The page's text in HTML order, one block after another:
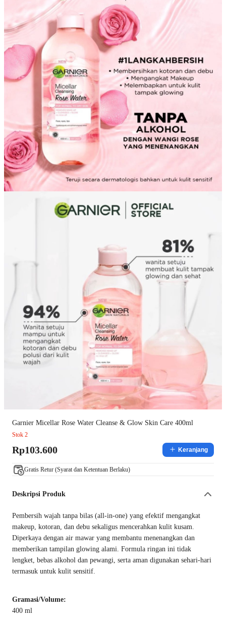
Garnier Micellar Rose Water Cleanse & Glow Skin Care 400ml
Stok 2
Rp103.600 Keranjang
Gratis Retur (Syarat dan Ketentuan Berlaku)
Deskripsi Produk
Pembersih wajah tanpa bilas (all-in-one) yang efektif mengangkat
makeup, kotoran, dan debu sekaligus mencerahkan kulit kusam.
Diperkaya dengan air mawar yang membantu menenangkan dan
memberikan tampilan glowing alami. Formula ringan ini tidak
lengket, bebas alkohol dan pewangi, serta aman digunakan sehari-hari
termasuk untuk kulit sensitif.
Gramasi/Volume:
400 ml